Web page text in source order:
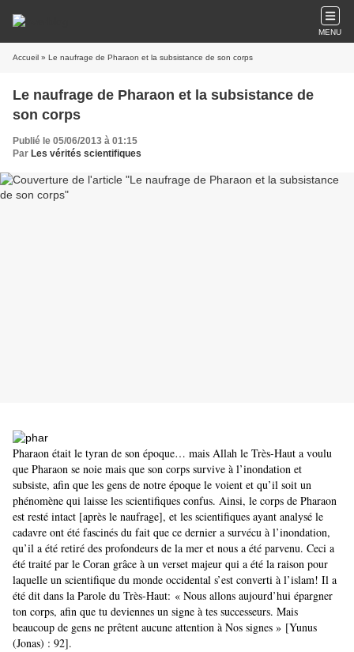
MENU
Accueil » Le naufrage de Pharaon et la subsistance de son corps
Le naufrage de Pharaon et la subsistance de
son corps
Publié le 05/06/2013 à 01:15
Par Les vérités scientifiques
Pharaon était le tyran de son époque… mais Allah le Très-Haut a voulu
que Pharaon se noie mais que son corps survive à l’inondation et
subsiste, afin que les gens de notre époque le voient et qu’il soit un
phénomène qui laisse les scientifiques confus. Ainsi, le corps de Pharaon
est resté intact [après le naufrage], et les scientifiques ayant analysé le
cadavre ont été fascinés du fait que ce dernier a survécu à l’inondation,
qu’il a été retiré des profondeurs de la mer et nous a été parvenu. Ceci a
été traité par le Coran grâce à un verset majeur qui a été la raison pour
laquelle un scientifique du monde occidental s’est converti à l’islam! Il a
été dit dans la Parole du Très-Haut: « Nous allons aujourd’hui épargner
ton corps, afin que tu deviennes un signe à tes successeurs. Mais
beaucoup de gens ne prêtent aucune attention à Nos signes » [Yunus
(Jonas) : 92].